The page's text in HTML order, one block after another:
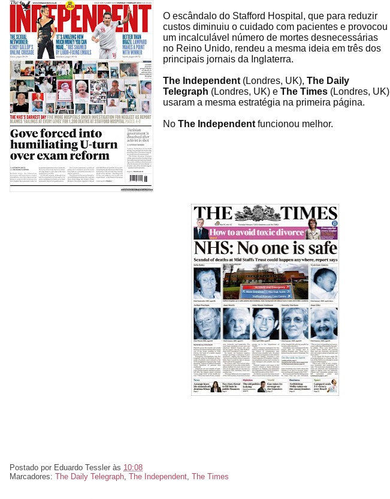
O escândalo do Stafford Hospital, que para reduzir
custos diminuiu o cuidado com pacientes e provocou
um incalculável número de mortes desnecessárias
no Reino Unido, rendeu a mesma ideia em três dos
principais jornais da Inglaterra.
The Independent (Londres, UK), The Daily
Telegraph (Londres, UK) e The Times (Londres, UK)
usaram a mesma estratégia na primeira página.
No The Independent funcionou melhor.
Postado por Eduardo Tessler às 10:08
Marcadores: The Daily Telegraph The Independent The Times